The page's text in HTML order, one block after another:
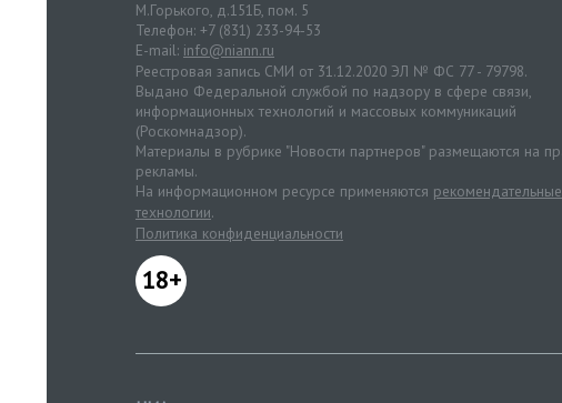
М.Горького, д.151Б, пом. 5
Телефон: +7 (831) 233-94-53
E-mail: info@niann.ru
Реестровая запись СМИ от 31.12.2020 ЭЛ № ФС 77 - 79798.
Выдано Федеральной службой по надзору в сфере связи,
информационных технологий и массовых коммуникаций
(Роскомнадзор).
Материалы в рубрике "Новости партнеров" размещаются на
рекламы.
На информационном ресурсе применяются рекомендательные
технологии.
Политика конфиденциальности
18+